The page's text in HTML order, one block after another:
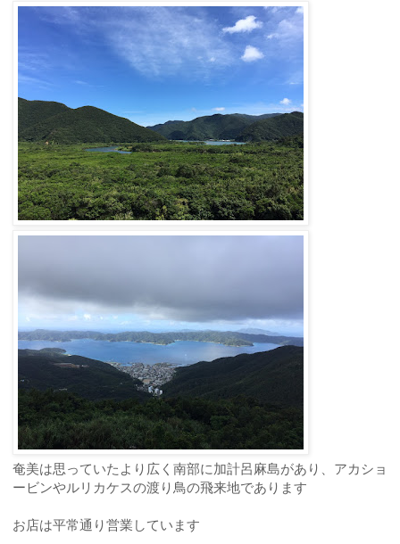
奄美は思っていたより広く南部に加計呂麻島があり、アカショ
ービンやルリカケスの渡り鳥の飛来地であります
お店は平常通り営業しています